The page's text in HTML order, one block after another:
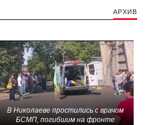
АРХИВ
В Николаеве простились с врачом
БСМП, погибшим на фронте